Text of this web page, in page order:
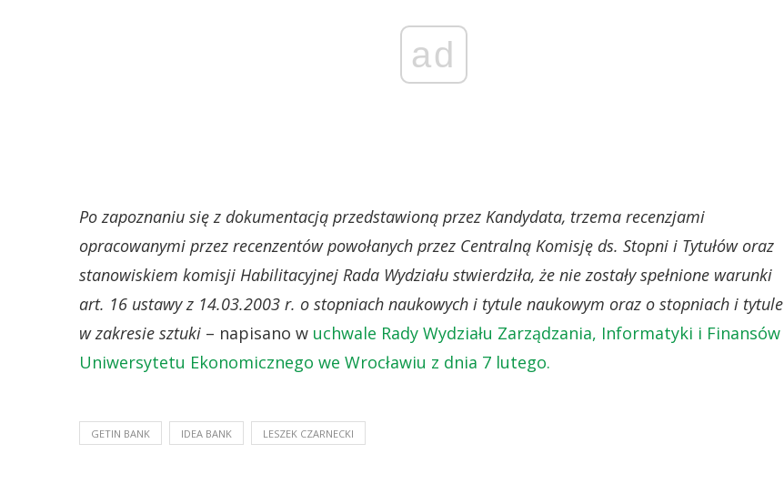
ad
Po zapoznaniu się z dokumentacją przedstawioną przez Kandydata, trzema recenzjami
opracowanymi przez recenzentów powołanych przez Centralną Komisję ds. Stopni i Tytułów oraz
stanowiskiem komisji Habilitacyjnej Rada Wydziału stwierdziła, że nie zostały spełnione warunki
art. 16 ustawy z 14.03.2003 r. o stopniach naukowych i tytule naukowym oraz o stopniach i tytule
w zakresie sztuki – napisano w uchwale Rady Wydziału Zarządzania, Informatyki i Finansów
Uniwersytetu Ekonomicznego we Wrocławiu z dnia 7 lutego.
GETIN BANK IDEA BANK LESZEK CZARNECKI